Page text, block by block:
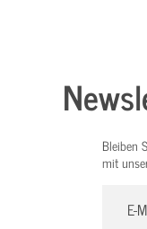
Bleiben
mit